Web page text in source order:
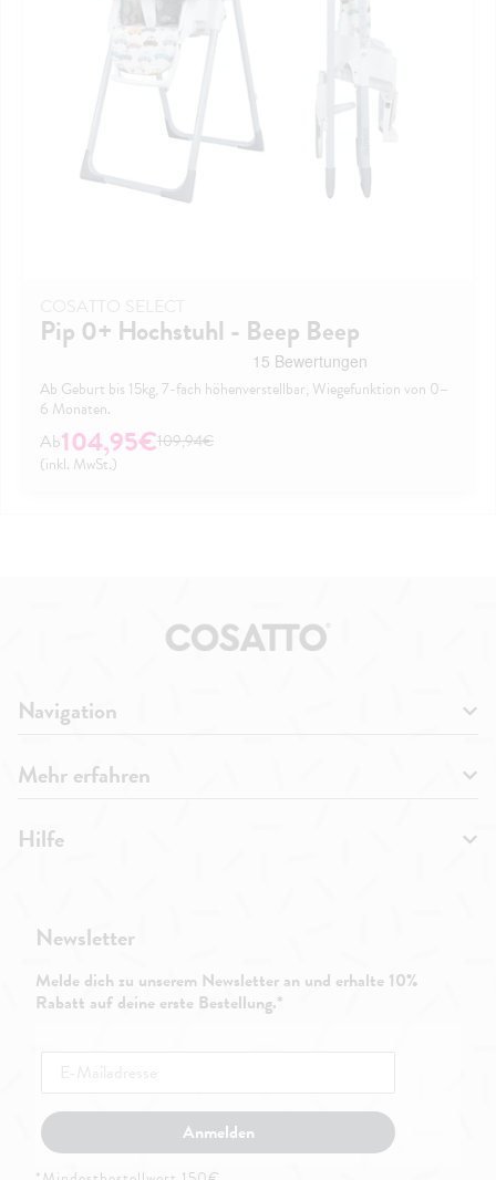
Pip 0+ Hochstuhl - Beep Beep
Ab Geburt bis 15kg, 7-fach höhenverstellbar, Wiegefunktion von 0–
6 Monaten.
104,95€109,94€
(inkl. MwSt.)
Newsletter
Melde dich zu unserem Newsletter an und erhalte 10%
Rabatt auf deine erste Bestellung.*
Anmelden
Navigation
Mehr erfahren
Hilfe